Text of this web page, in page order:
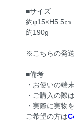
■サイズ
約φ15×H5.5㎝
約190g
※こちらの発
■備考
・お使いの端
・ご購入の際
・実際に実物
ご希望の方は